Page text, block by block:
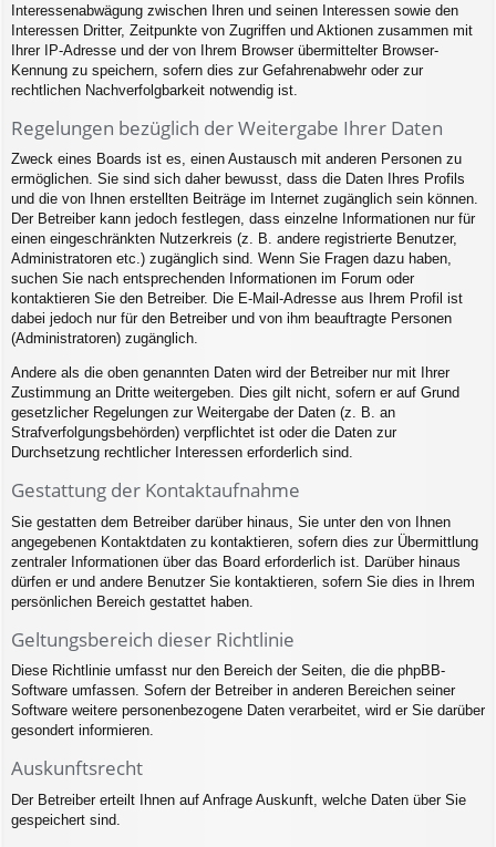
Interessenabwägung zwischen Ihren und seinen Interessen sowie den
Interessen Dritter, Zeitpunkte von Zugriffen und Aktionen zusammen mit
Ihrer IP-Adresse und der von Ihrem Browser übermittelter Browser-
Kennung zu speichern, sofern dies zur Gefahrenabwehr oder zur
rechtlichen Nachverfolgbarkeit notwendig ist.
Regelungen bezüglich der Weitergabe Ihrer Daten
Zweck eines Boards ist es, einen Austausch mit anderen Personen zu
ermöglichen. Sie sind sich daher bewusst, dass die Daten Ihres Profils
und die von Ihnen erstellten Beiträge im Internet zugänglich sein können.
Der Betreiber kann jedoch festlegen, dass einzelne Informationen nur für
einen eingeschränkten Nutzerkreis (z. B. andere registrierte Benutzer,
Administratoren etc.) zugänglich sind. Wenn Sie Fragen dazu haben,
suchen Sie nach entsprechenden Informationen im Forum oder
kontaktieren Sie den Betreiber. Die E-Mail-Adresse aus Ihrem Profil ist
dabei jedoch nur für den Betreiber und von ihm beauftragte Personen
(Administratoren) zugänglich.
Andere als die oben genannten Daten wird der Betreiber nur mit Ihrer
Zustimmung an Dritte weitergeben. Dies gilt nicht, sofern er auf Grund
gesetzlicher Regelungen zur Weitergabe der Daten (z. B. an
Strafverfolgungsbehörden) verpflichtet ist oder die Daten zur
Durchsetzung rechtlicher Interessen erforderlich sind.
Gestattung der Kontaktaufnahme
Sie gestatten dem Betreiber darüber hinaus, Sie unter den von Ihnen
angegebenen Kontaktdaten zu kontaktieren, sofern dies zur Übermittlung
zentraler Informationen über das Board erforderlich ist. Darüber hinaus
dürfen er und andere Benutzer Sie kontaktieren, sofern Sie dies in Ihrem
persönlichen Bereich gestattet haben.
Geltungsbereich dieser Richtlinie
Diese Richtlinie umfasst nur den Bereich der Seiten, die die phpBB-
Software umfassen. Sofern der Betreiber in anderen Bereichen seiner
Software weitere personenbezogene Daten verarbeitet, wird er Sie darüber
gesondert informieren.
Auskunftsrecht
Der Betreiber erteilt Ihnen auf Anfrage Auskunft, welche Daten über Sie
gespeichert sind.